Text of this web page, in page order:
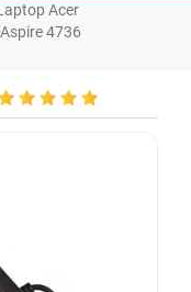
Acer
4736